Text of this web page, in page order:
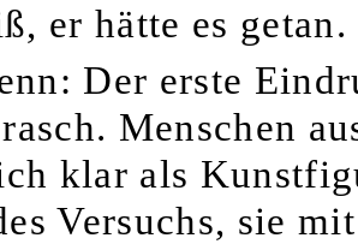
er hätte es getan.
Der erste
Menschen
klar als
Versuchs, sie